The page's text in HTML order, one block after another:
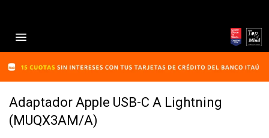

Adaptador Apple USB-C A Lightning
(MUQX3AM/A)